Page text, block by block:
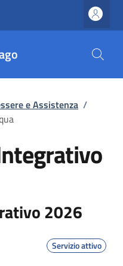
e Assistenza /
2026
Servizio attivo